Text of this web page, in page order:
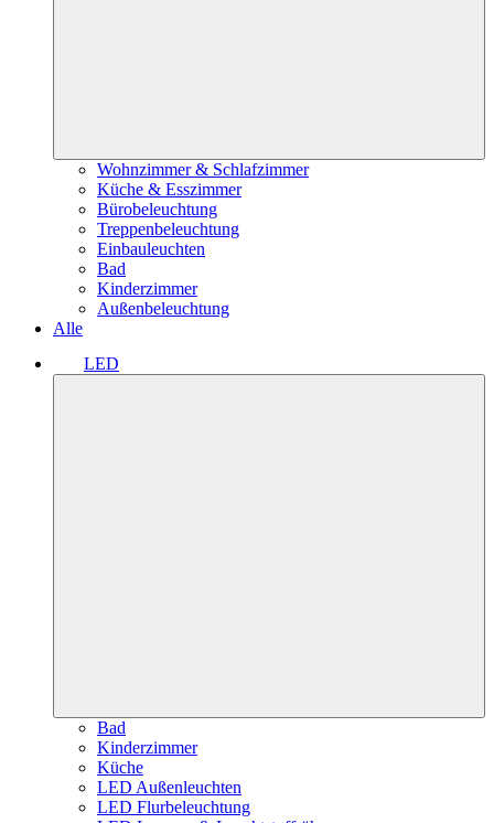
Wohnzimmer & Schlafzimmer
Küche & Esszimmer
Bürobeleuchtung
Treppenbeleuchtung
Einbauleuchten
Bad
Kinderzimmer
Außenbeleuchtung
Alle
LED
Bad
Kinderzimmer
Küche
LED Außenleuchten
LED Flurbeleuchtung